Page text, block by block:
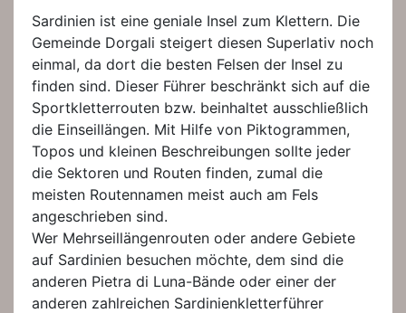
Sardinien ist eine geniale Insel zum Klettern. Die
Gemeinde Dorgali steigert diesen Superlativ noch
einmal, da dort die besten Felsen der Insel zu
finden sind. Dieser Führer beschränkt sich auf die
Sportkletterrouten bzw. beinhaltet ausschließlich
die Einseillängen. Mit Hilfe von Piktogrammen,
Topos und kleinen Beschreibungen sollte jeder
die Sektoren und Routen finden, zumal die
meisten Routennamen meist auch am Fels
angeschrieben sind.
Wer Mehrseillängenrouten oder andere Gebiete
auf Sardinien besuchen möchte, dem sind die
anderen Pietra di Luna­-Bände oder einer der
anderen zahlreichen Sardinienkletterführer